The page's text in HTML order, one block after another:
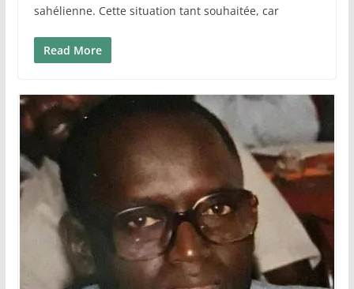
sahélienne. Cette situation tant souhaitée, car
Read More